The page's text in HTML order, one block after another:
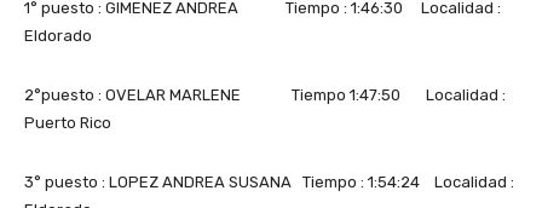
1° puesto : GIMENEZ ANDREA Tiempo : 1:46:30 Localidad :
Eldorado
2°puesto : OVELAR MARLENE Tiempo 1:47:50 Localidad :
Puerto Rico
3° puesto : LOPEZ ANDREA SUSANA Tiempo : 1:54:24 Localidad :